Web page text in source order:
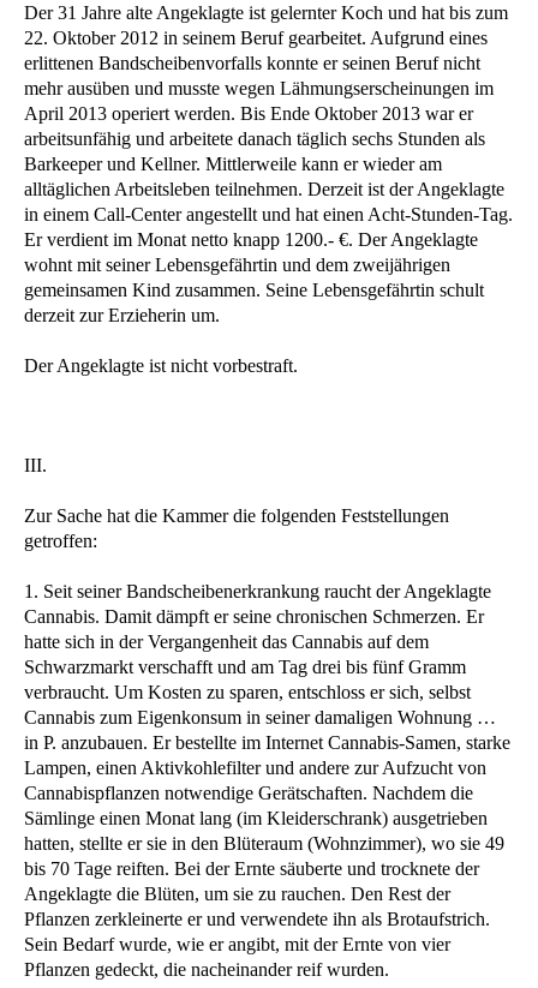
Der 31 Jahre alte Angeklagte ist gelernter Koch und hat bis zum
22. Oktober 2012 in seinem Beruf gearbeitet. Aufgrund eines
erlittenen Bandscheibenvorfalls konnte er seinen Beruf nicht
mehr ausüben und musste wegen Lähmungserscheinungen im
April 2013 operiert werden. Bis Ende Oktober 2013 war er
arbeitsunfähig und arbeitete danach täglich sechs Stunden als
Barkeeper und Kellner. Mittlerweile kann er wieder am
alltäglichen Arbeitsleben teilnehmen. Derzeit ist der Angeklagte
in einem Call-Center angestellt und hat einen Acht-Stunden-Tag.
Er verdient im Monat netto knapp 1200.- €. Der Angeklagte
wohnt mit seiner Lebensgefährtin und dem zweijährigen
gemeinsamen Kind zusammen. Seine Lebensgefährtin schult
derzeit zur Erzieherin um.
Der Angeklagte ist nicht vorbestraft.
III.
Zur Sache hat die Kammer die folgenden Feststellungen
getroffen:
1. Seit seiner Bandscheibenerkrankung raucht der Angeklagte
Cannabis. Damit dämpft er seine chronischen Schmerzen. Er
hatte sich in der Vergangenheit das Cannabis auf dem
Schwarzmarkt verschafft und am Tag drei bis fünf Gramm
verbraucht. Um Kosten zu sparen, entschloss er sich, selbst
Cannabis zum Eigenkonsum in seiner damaligen Wohnung …
in P. anzubauen. Er bestellte im Internet Cannabis-Samen, starke
Lampen, einen Aktivkohlefilter und andere zur Aufzucht von
Cannabispflanzen notwendige Gerätschaften. Nachdem die
Sämlinge einen Monat lang (im Kleiderschrank) ausgetrieben
hatten, stellte er sie in den Blüteraum (Wohnzimmer), wo sie 49
bis 70 Tage reiften. Bei der Ernte säuberte und trocknete der
Angeklagte die Blüten, um sie zu rauchen. Den Rest der
Pflanzen zerkleinerte er und verwendete ihn als Brotaufstrich.
Sein Bedarf wurde, wie er angibt, mit der Ernte von vier
Pflanzen gedeckt, die nacheinander reif wurden.